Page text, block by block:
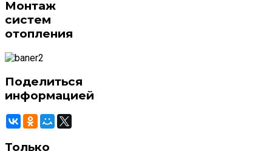
Монтаж
систем
отопления
Поделиться
информацией
Только